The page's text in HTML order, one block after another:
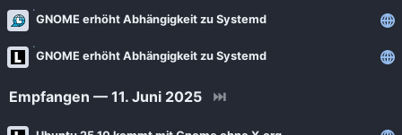
GNOME erhöht Abhängigkeit zu Systemd
GNOME erhöht Abhängigkeit zu Systemd
Empfangen — 11. Juni 2025 ⏭